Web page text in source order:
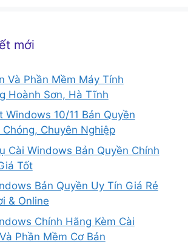
mới
Và Phần Mềm Máy Tính
Hoành Sơn, Hà Tĩnh
Windows 10/11 Bản Quyền
Chóng, Chuyên Nghiệp
Cài Windows Bản Quyền Chính
Tốt
Bản Quyền Uy Tín Giá Rẻ
& Online
Chính Hãng Kèm Cài
Phần Mềm Cơ Bản